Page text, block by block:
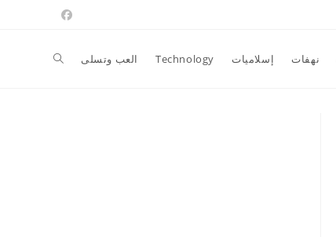
نهفات إسلاميات Technology العب وتسلى Toggle